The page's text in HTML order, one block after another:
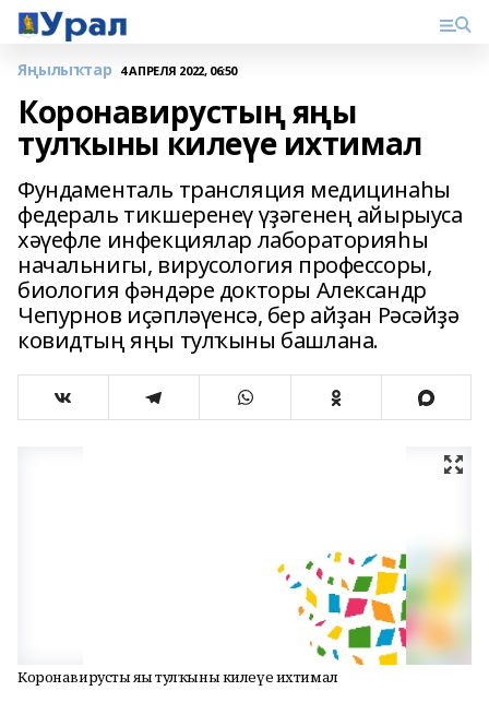
Яңылыҡтар 4 АПРЕЛЯ 2022, 06:50
Коронавирустың яңы
тулҡыны килеүе ихтимал
Фундаменталь трансляция медицинаһы
федераль тикшеренеү үҙәгенең айырыуса
хәүефле инфекциялар лабораторияһы
начальнигы, вирусология профессоры,
биология фәндәре докторы Александр
Чепурнов иҫәпләүенсә, бер айҙан Рәсәйҙә
ковидтың яңы тулҡыны башлана.
Коронавирустың яңы тулҡыны килеүе ихтимал